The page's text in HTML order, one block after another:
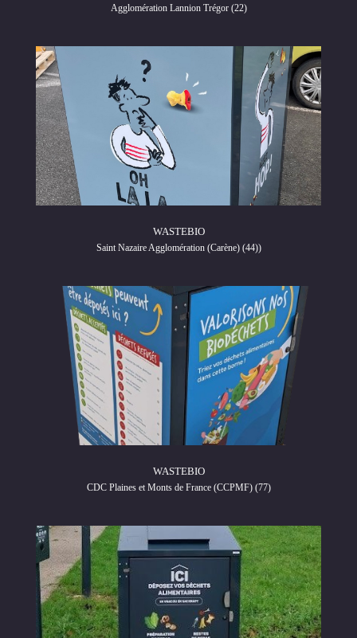
Agglomération Lannion Trégor (22)
WASTEBIO
Saint Nazaire Agglomération (Carène) (44))
WASTEBIO
CDC Plaines et Monts de France (CCPMF) (77)